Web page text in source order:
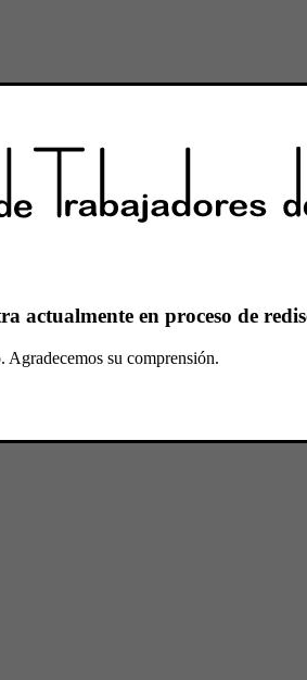
actualmente en proceso de
Agradecemos su comprensión.